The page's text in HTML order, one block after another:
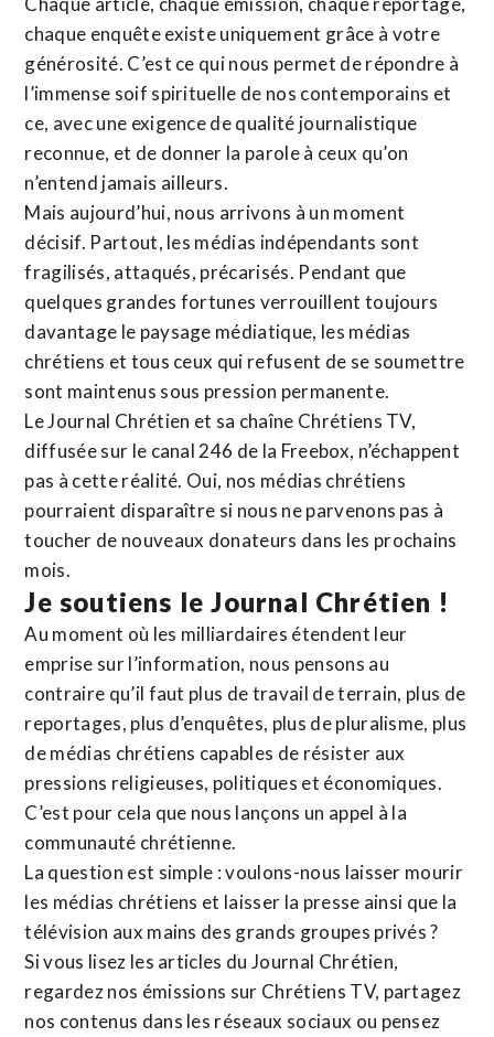
chaque enquête existe uniquement grâce à votre
générosité. C’est ce qui nous permet de répondre à
l’immense soif spirituelle de nos contemporains et
ce, avec une exigence de qualité journalistique
reconnue, et de donner la parole à ceux qu’on
n’entend jamais ailleurs.
Mais aujourd’hui, nous arrivons à un moment
décisif. Partout, les médias indépendants sont
fragilisés, attaqués, précarisés. Pendant que
quelques grandes fortunes verrouillent toujours
davantage le paysage médiatique, les médias
chrétiens et tous ceux qui refusent de se soumettre
sont maintenus sous pression permanente.
Le Journal Chrétien et sa chaîne Chrétiens TV,
diffusée sur le canal 246 de la Freebox, n’échappent
pas à cette réalité. Oui, nos médias chrétiens
pourraient disparaître si nous ne parvenons pas à
toucher de nouveaux donateurs dans les prochains
mois.
Je soutiens le Journal Chrétien !
Au moment où les milliardaires étendent leur
emprise sur l’information, nous pensons au
contraire qu’il faut plus de travail de terrain, plus de
reportages, plus d’enquêtes, plus de pluralisme, plus
de médias chrétiens capables de résister aux
pressions religieuses, politiques et économiques.
C’est pour cela que nous lançons un appel à la
communauté chrétienne.
La question est simple : voulons-nous laisser mourir
les médias chrétiens et laisser la presse ainsi que la
télévision aux mains des grands groupes privés ?
Si vous lisez les articles du Journal Chrétien,
regardez nos émissions sur Chrétiens TV, partagez
nos contenus dans les réseaux sociaux ou pensez